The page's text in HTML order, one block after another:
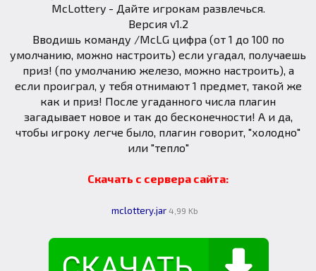
McLottery - Дайте игрокам развлечься.
Версия v1.2
Вводишь команду /McLG цифра (от 1 до 100 по
умолчанию, можно настроить) если угадал, получаешь
приз! (по умолчанию железо, можно настроить), а
если проиграл, у тебя отнимают 1 предмет, такой же
как и приз! После угаданного числа плагин
загадывает новое и так до бесконечности! А и да,
чтобы игроку легче было, плагин говорит, "холодно"
или "тепло"
Скачать с сервера сайта:
mclottery.jar 4,99 Kb